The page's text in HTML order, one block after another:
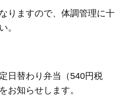
りますので、体調管理に十
。
日替わり弁当（540円税
お知らせします。